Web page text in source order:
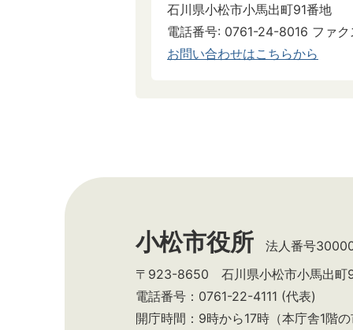
石川県小松市小馬出町91番地
電話番号: 0761-24-8016 ファ
お問い合わせはこちらから
小松市役所
法人番号
〒923-8650 石川県小松市小馬出町
電話番号：0761-22-4111 (代表)
開庁時間：9時から17時（本庁舎1階